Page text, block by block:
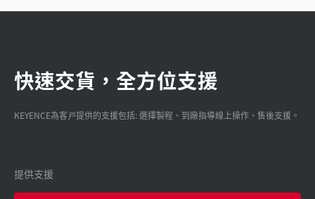
快速交貨，全方位支援
KEYENCE為客戸提供的支援包括: 選擇製程、到廠指導線上操作、售後支援。
提供支援